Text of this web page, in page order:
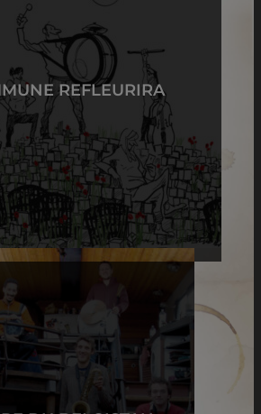
REFLEURIRA